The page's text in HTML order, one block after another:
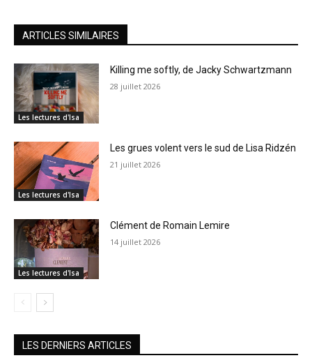
ARTICLES SIMILAIRES
Les lectures d'Isa
Killing me softly, de Jacky Schwartzmann
28 juillet 2026
Les lectures d'Isa
Les grues volent vers le sud de Lisa Ridzén
21 juillet 2026
Les lectures d'Isa
Clément de Romain Lemire
14 juillet 2026
LES DERNIERS ARTICLES